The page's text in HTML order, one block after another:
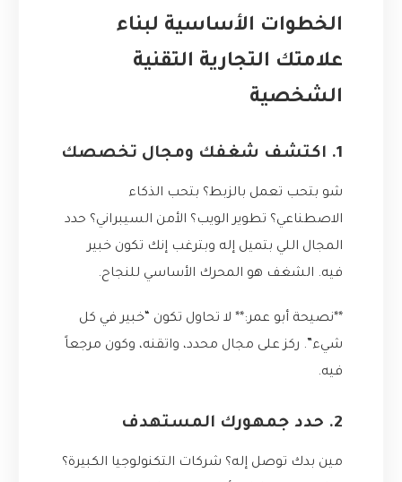
الخطوات الأساسية لبناء
علامتك التجارية التقنية
الشخصية
1. اكتشف شغفك ومجال تخصصك
شو بتحب تعمل بالزبط؟ بتحب الذكاء
الاصطناعي؟ تطوير الويب؟ الأمن السيبراني؟ حدد
المجال اللي بتميل إله وبترغب إنك تكون خبير
فيه. الشغف هو المحرك الأساسي للنجاح.
**نصيحة أبو عمر:** لا تحاول تكون “خبير في كل
شيء”. ركز على مجال محدد، واتقنه، وكون مرجعاً
فيه.
2. حدد جمهورك المستهدف
مين بدك توصل إله؟ شركات التكنولوجيا الكبيرة؟